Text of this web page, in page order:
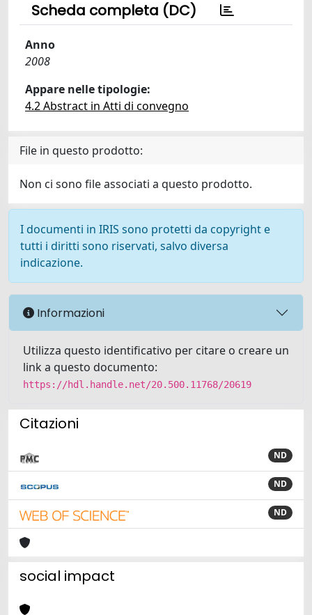
Scheda completa (DC)
Anno
2008
Appare nelle tipologie:
4.2 Abstract in Atti di convegno
File in questo prodotto:
Non ci sono file associati a questo prodotto.
I documenti in IRIS sono protetti da copyright e
tutti i diritti sono riservati, salvo diversa
indicazione.
Informazioni
Utilizza questo identificativo per citare o creare un
link a questo documento:
https://hdl.handle.net/20.500.11768/20619
Citazioni
ND
ND
ND
social impact